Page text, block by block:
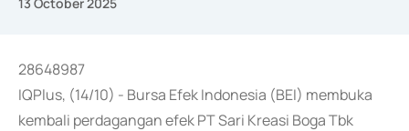
28648987
IQPlus, (14/10) - Bursa Efek Indonesia (BEI) membuka
kembali perdagangan efek PT Sari Kreasi Boga Tbk